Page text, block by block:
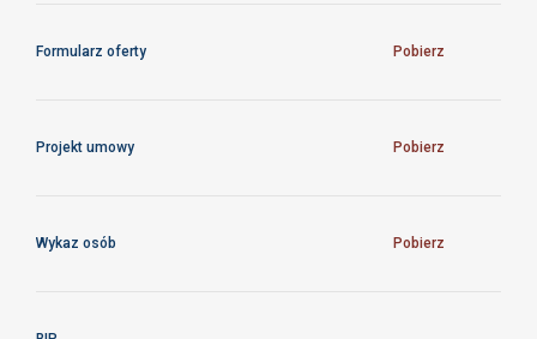
Formularz oferty Pobierz
Projekt umowy Pobierz
Wykaz osób Pobierz